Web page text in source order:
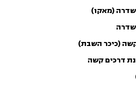
(מאקו)
(כיכר השבת)
דרכים קשה